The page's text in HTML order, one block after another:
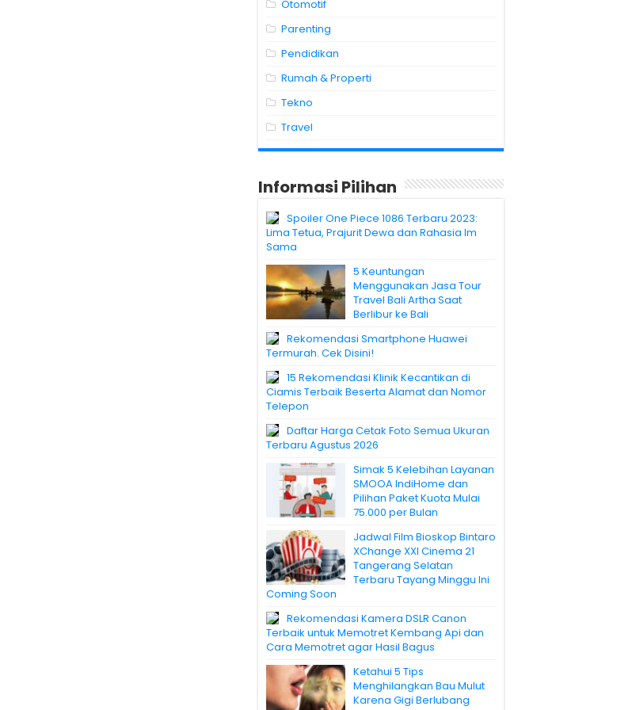
Otomotif
Parenting
Pendidikan
Rumah & Properti
Tekno
Travel
Informasi Pilihan
Spoiler One Piece 1086 Terbaru 2023:
Lima Tetua, Prajurit Dewa dan Rahasia Im
Sama
5 Keuntungan
Menggunakan Jasa Tour
Travel Bali Artha Saat
Berlibur ke Bali
Rekomendasi Smartphone Huawei
Termurah. Cek Disini!
15 Rekomendasi Klinik Kecantikan di
Ciamis Terbaik Beserta Alamat dan Nomor
Telepon
Daftar Harga Cetak Foto Semua Ukuran
Terbaru Agustus 2026
Simak 5 Kelebihan Layanan
SMOOA IndiHome dan
Pilihan Paket Kuota Mulai
75.000 per Bulan
Jadwal Film Bioskop Bintaro
XChange XXI Cinema 21
Tangerang Selatan
Terbaru Tayang Minggu Ini
Coming Soon
Rekomendasi Kamera DSLR Canon
Terbaik untuk Memotret Kembang Api dan
Cara Memotret agar Hasil Bagus
Ketahui 5 Tips
Menghilangkan Bau Mulut
Karena Gigi Berlubang